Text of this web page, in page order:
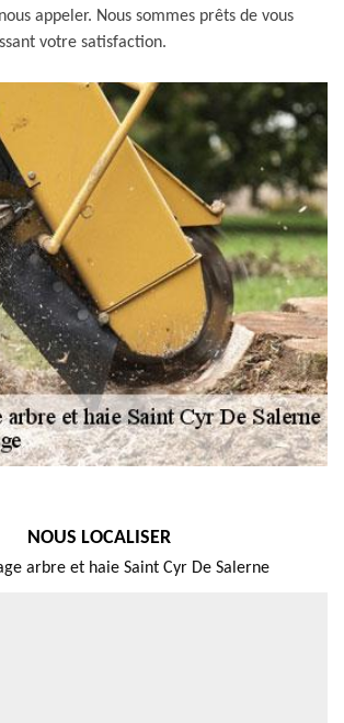
appeler. Nous sommes prêts de vous
votre satisfaction.
NOUS LOCALISER
arbre et haie Saint Cyr De Salerne